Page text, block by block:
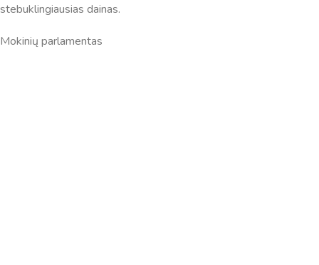
stebuklingiausias dainas.
Mokinių parlamentas